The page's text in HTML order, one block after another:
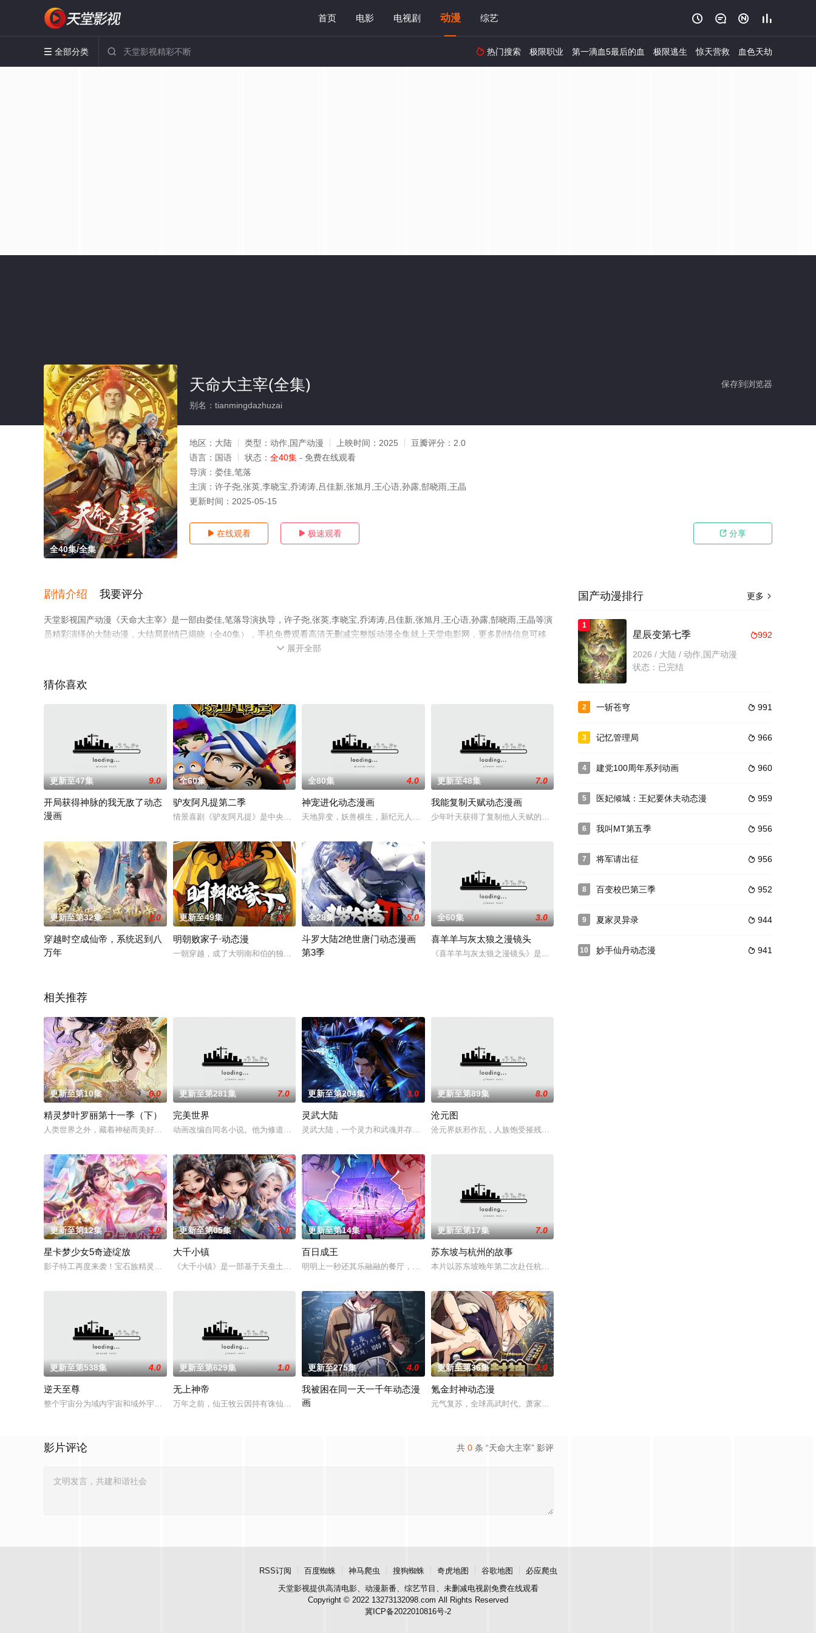
首页 电影 电视剧 动漫 综艺    
 全部分类   热门搜索 极限职业 第一滴血5最后的血 极限逃生 惊天营救 血色天劫
全40集/全集
保存到浏览器
天命大主宰(全集)
别名：tianmingdazhuzai
地区： 大陆 类型： 动作,国产动漫 上映时间： 2025 豆瓣评分： 2.0
语言： 国语 状态： 全40集 - 免费在线观看
导演： 娄佳,笔落
主演： 许子尧,张英,李晓宝,乔涛涛,吕佳新,张旭月,王心语,孙露,郜晓雨,王晶
更新时间： 2025-05-15
 在线观看  极速观看  分享
剧情介绍 我要评分
天堂影视国产动漫《天命大主宰》是一部由娄佳,笔落导演执导，许子尧,张英,李晓宝,乔涛涛,吕佳新,张旭月,王心语,孙露,郜晓雨,王晶等演
员精彩演绎的大陆动漫，大结局剧情已揭晓（全40集），手机免费观看高清无删减完整版动漫全集就上天堂电影网，更多剧情信息可移
 展开全部
猜你喜欢
更新至47集 9.0
开局获得神脉的我无敌了动态
漫画
全60集 3.0
驴友阿凡提第二季
情景喜剧《驴友阿凡提》是中央电视台少儿频道2013年播出的一部幽默剧。讲述阿凡提和大家搞笑而有趣的生活故事，启发小朋友思考问题……
全80集 4.0
神宠进化动态漫画
天地异变，妖兽横生，新纪元人类诞生了一种全新的职业。收服怪物，培养怪物，训练怪物，这就是御使。一个怀揣着梦想的少年懵懵憧憧的被一
更新至48集 7.0
我能复制天赋动态漫画
少年叶天获得了复制他人天赋的能力，从此逆天改命，为了守护妹妹变得更强，他开始了对未知世界的探索
更新至第32集 1.0
穿越时空成仙帝，系统迟到八
万年
更新至49集 9.0
明朝败家子·动态漫
一朝穿越，成了大明南和伯的独子，一个京城恶少，十足的人渣败类，败家子中的败家子。
全28集 5.0
斗罗大陆2绝世唐门动态漫画
第3季
全60集 3.0
喜羊羊与灰太狼之漫镜头
《喜羊羊与灰太狼之漫镜头》是由广东原创动力文化传播有限公司制作的一部动画片。
相关推荐
更新至第10集 6.0
精灵梦叶罗丽第十一季（下）
人类世界之外，藏着神秘而美好的叶罗丽仙境。这里的仙子因自然与人类世界的兴衰而生，也与万物命运相连。当人类世界灾难骤起，风云失色，失衡的力量逐渐波及仙境。危机
更新至第281集 7.0
完美世界
动画改编自同名小说。他为修道而生，为应劫而至，他身化亿万血雨，洒落万古岁月，经历无数时空的熬炼，岁月长河的洗礼，他化万古，他化自在。看男主石昊如何一生极致辉
更新至第204集 3.0
灵武大陆
灵武大陆，一个灵力和武魂并存的世界，灵修一念动山河，武者徒手撕天地。星辰镇昔日天才辰天，十岁后武魂沉寂、灵海枯竭，自此沦为家族废
更新至第89集 8.0
沧元图
沧元界妖邪作乱，人族饱受摧残，主角孟川自小立下为母复仇的誓言，以镜湖道院为起点，凭借坚毅无畏的
更新至第12集 3.0
星卡梦少女5奇迹绽放
影子特工再度来袭！宝石族精灵竟然成了关键所在！东方桃子与伙伴们一边为救治师父森木宇冲击仙蜜试炼赛冠军，一边暗中追查潜伏在参赛者中的卧底，可她并不知道，一个为
更新至第05集 7.0
大千小镇
《大千小镇》是一部基于天蚕土豆所著写的《大主宰》、《元尊》、《万相之王》这三部作品所做的衍生动画短片。
更新至第14集 4.0
百日成王
明明上一秒还其乐融融的餐厅，下一秒竟然血流成河……明明是爱民如子的君王下一秒竟然变成嗜血凶兽……“明”失去了一切在乎的人，这个糟糕的
更新至第17集 7.0
苏东坡与杭州的故事
本片以苏东坡晚年第二次赴任杭州，与老友佛印（一心想将苏东坡渡入佛门）、辽国女粉丝耶律云（原型为
更新至第538集 4.0
逆天至尊
整个宇宙分为域内宇宙和域外宇宙，两个宇宙彼此为敌，域外宇宙由天魔统治，域内宇宙分为神界，仙界，凡间。 在宇宙中，像天罚大陆这样的凡间位面，数不胜数，其统称为
更新至第629集 1.0
无上神帝
万年之前，仙王牧云因持有诛仙图而遭人暗算，残魂沉睡万年之后，在天运大陆南云帝国有名的“废物牧云”身上觉醒。牧云初醒，就受到了学生妙仙语的刻意刁难，牧云轻松的
更新至275集 4.0
我被困在同一天一千年动态漫
画
更新至第36集 3.0
氪金封神动态漫
元气复苏，全球高武时代。萧家被养子背叛，惨遭灭门，嫡子萧无道因氪金系统而重生。前世我纨绔无能，
共 0 条 “天命大主宰” 影评
影片评论
更多 
国产动漫排行
1
992
星辰变第七季
2026 / 大陆 / 动作,国产动漫
状态：已完结
2  991
一斩苍穹
3  966
记忆管理局
4  960
建党100周年系列动画
5  959
医妃倾城：王妃要休夫动态漫
6  956
我叫MT第五季
7  956
将军请出征
8  952
百变校巴第三季
9  944
夏家灵异录
10  941
妙手仙丹动态漫
RSS订阅 百度蜘蛛 神马爬虫 搜狗蜘蛛 奇虎地图 谷歌地图
必应爬虫
天堂影视提供高清电影、动漫新番、综艺节目、未删减电视剧免费在线观看
Copyright © 2022 13273132098.com All Rights Reserved
冀ICP备2022010816号-2